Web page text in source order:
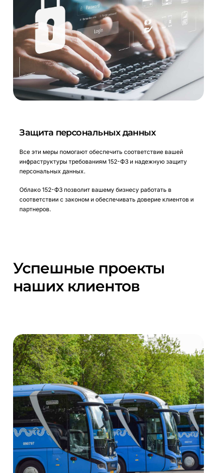
Защита персональных данных
Все эти меры помогают обеспечить соответствие вашей
инфраструктуры требованиям 152-ФЗ и надежную защиту
персональных данных.
Облако 152-ФЗ позволит вашему бизнесу работать в
соответствии с законом и обеспечивать доверие клиентов и
партнеров.
Успешные проекты
наших клиентов